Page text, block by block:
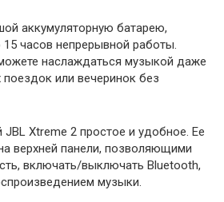
аккумуляторную батарею,
часов непрерывной работы.
наслаждаться музыкой даже
или вечеринок без
JBL Xtreme 2 простое и удобное. Ее
верхней панели, позволяющими
включать/выключать Bluetooth,
музыки.